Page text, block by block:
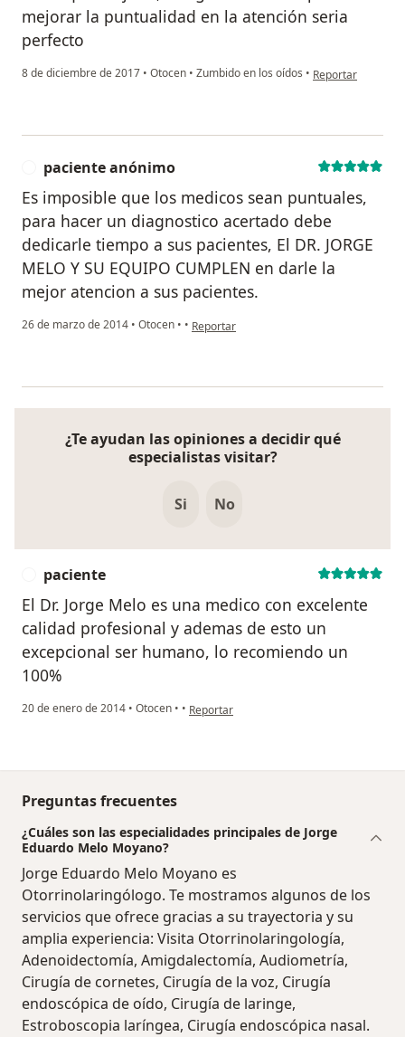
mejorar la puntualidad en la atención seria
perfecto
8 de diciembre de 2017 • Otocen • Zumbido en los oídos • en opinión del
Reportar
paciente anónimo
Es imposible que los medicos sean puntuales,
para hacer un diagnostico acertado debe
dedicarle tiempo a sus pacientes, El DR. JORGE
MELO Y SU EQUIPO CUMPLEN en darle la
mejor atencion a sus pacientes.
26 de marzo de 2014 • Otocen • • en opinión del usuario paciente anónimo
Reportar
¿Te ayudan las opiniones a decidir qué
especialistas visitar?
Si No
paciente
El Dr. Jorge Melo es una medico con excelente
calidad profesional y ademas de esto un
excepcional ser humano, lo recomiendo un
100%
20 de enero de 2014 • Otocen • • en opinión del usuario paciente
Reportar
Preguntas frecuentes
¿Cuáles son las especialidades principales de Jorge
Eduardo Melo Moyano?
Jorge Eduardo Melo Moyano es
Otorrinolaringólogo. Te mostramos algunos de los
servicios que ofrece gracias a su trayectoria y su
amplia experiencia: Visita Otorrinolaringología,
Adenoidectomía, Amigdalectomía, Audiometría,
Cirugía de cornetes, Cirugía de la voz, Cirugía
endoscópica de oído, Cirugía de laringe,
Estroboscopia laríngea, Cirugía endoscópica nasal.